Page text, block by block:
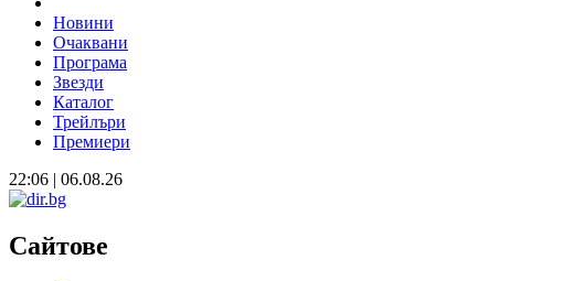
Новини
Очаквани
Програма
Звезди
Каталог
Трейлъри
Премиери
22:06 | 06.08.26
Сайтове